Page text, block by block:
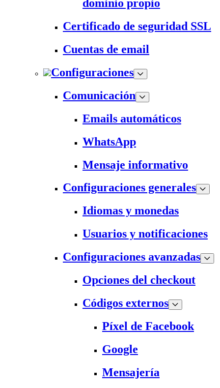
dominio propio
Certificado de seguridad SSL
Cuentas de email
Configuraciones
Comunicación
Emails automáticos
WhatsApp
Mensaje informativo
Configuraciones generales
Idiomas y monedas
Usuarios y notificaciones
Configuraciones avanzadas
Opciones del checkout
Códigos externos
Píxel de Facebook
Google
Mensajería